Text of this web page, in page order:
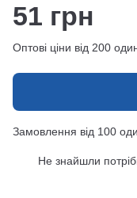
51 грн
Оптові ціни від 200
Замовлення від 100
Не знайшли